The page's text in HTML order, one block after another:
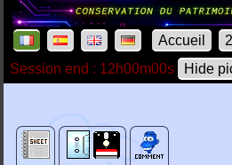
Accueil
Session end : 12h00m00s
Hide